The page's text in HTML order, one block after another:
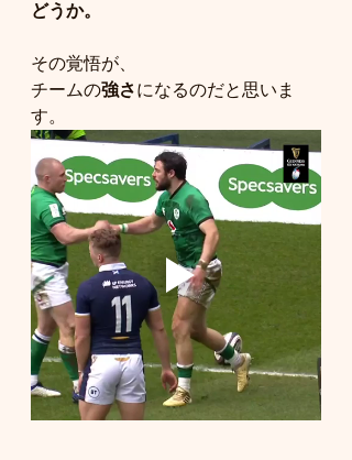
どうか。
その覚悟が、
チームの強さになるのだと思いま
す。